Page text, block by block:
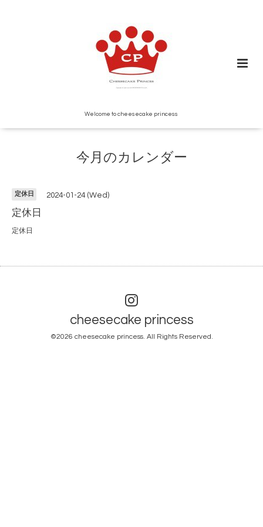
Welcome to cheesecake princess
今月のカレンダー
定休日 2024-01-24 (Wed)
定休日
定休日
cheesecake princess
©2026 cheesecake princess. All Rights Reserved.